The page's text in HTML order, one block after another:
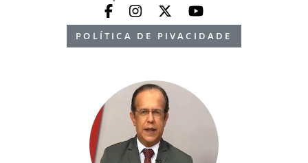
POLÍTICA DE PIVACIDADE